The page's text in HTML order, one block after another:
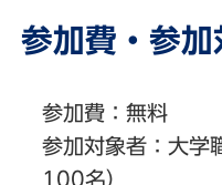
参加費・参加
参加費：無料
参加対象者：大学
100名）